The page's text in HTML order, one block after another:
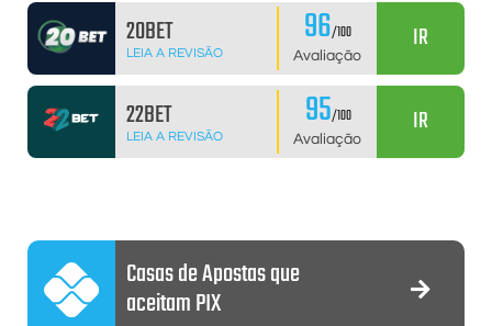
20BET
LEIA A REVISÃO 96/100
Avaliação
IR
22BET
LEIA A REVISÃO 95/100
Avaliação
IR
Casas de Apostas que
aceitam PIX